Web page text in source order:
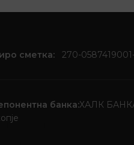
сметка:270-
банка:ХАЛК